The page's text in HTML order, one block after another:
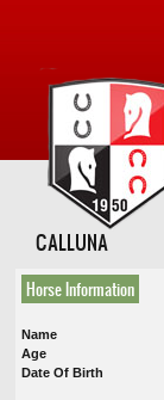
CALLUNA
Horse Information
Name
Age
Date Of Birth